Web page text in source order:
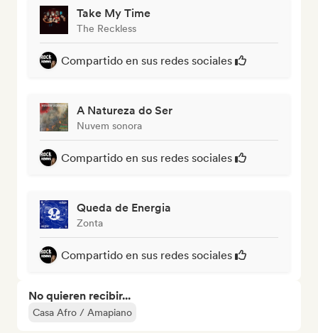
Take My Time
The Reckless
Compartido en sus redes sociales
A Natureza do Ser
Nuvem sonora
Compartido en sus redes sociales
Queda de Energia
Zonta
Compartido en sus redes sociales
No quieren recibir...
Casa Afro / Amapiano